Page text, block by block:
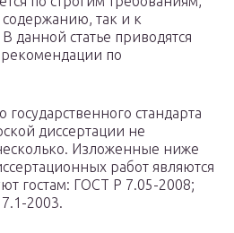
так и к
статье приводятся
по
стандарта
диссертации не
Изложенные ниже
работ являются
гостам: ГОСТ Р 7.05-2008;
2003.